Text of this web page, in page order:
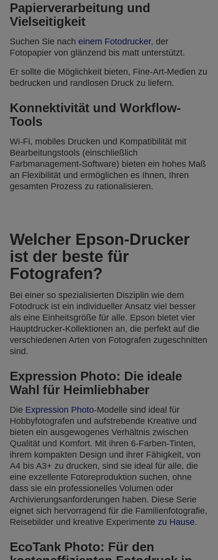
Papierverarbeitung und
Vielseitigkeit
Suchen Sie nach einem Fotodrucker, der
Fotopapier von glänzend bis matt unterstützt.
Er sollte die Möglichkeit bieten, Fine-Art-Medien zu
bedrucken und randlosen Druck zu liefern.
Konnektivität und Workflow-
Tools
Wi-Fi, mobiles Drucken und Kompatibilität mit
Bearbeitungstools (einschließlich
Farbmanagement-Software) bieten ein hohes Maß
an Flexibilität und ermöglichen es Ihnen, Ihren
gesamten Prozess zu rationalisieren.
Welcher Epson-Drucker
ist der beste für
Fotografen?
Bei einer so spezialisierten Disziplin wie dem
Fotodruck ist ein individueller Ansatz viel besser
als eine Einheitsgröße für alle. Epson bietet vier
Hauptdrucker-Kollektionen an, die perfekt auf die
verschiedenen Arten von Fotografen zugeschnitten
sind.
Expression Photo: Die ideale
Wahl für Heimliebhaber
Die Expression Photo-Modelle sind ideal für
Hobbyfotografen und aufstrebende Kreative und
bieten ein ausgewogenes Verhältnis zwischen
Qualität und Komfort. Mit ihren 6-Farben-Tinten,
ihrem kompakten Design und ihrer Fähigkeit, von
A4 bis A3+ zu drucken, sind sie ideal für alle, die
eine exzellente Fotoreproduktion suchen, ohne
dass sie ein professionelles Volumen oder
Archivierungsanforderungen haben. Diese Serie
eignet sich hervorragend für die Familienfotografie,
Reisebilder und kreative Experimente zu Hause.
EcoTank Photo: Für den